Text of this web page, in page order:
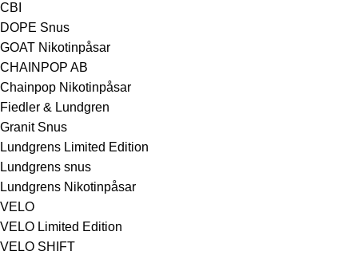
CBI
DOPE Snus
GOAT Nikotinpåsar
CHAINPOP AB
Chainpop Nikotinpåsar
Fiedler & Lundgren
Granit Snus
Lundgrens Limited Edition
Lundgrens snus
Lundgrens Nikotinpåsar
VELO
VELO Limited Edition
VELO SHIFT